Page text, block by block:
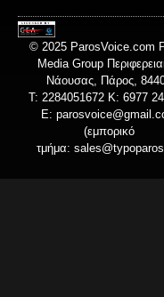
© 2025 ParosVoice.com
Media Group
Νάουσας, Πάρος,
T: 2284051672 Κ: 6977
E:
(εμπορικό
τμήμα: